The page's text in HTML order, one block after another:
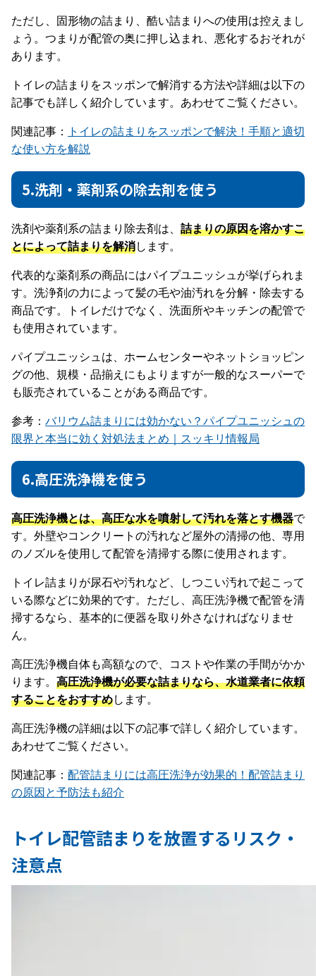
ただし、固形物の詰まり、酷い詰まりへの使用は控えまし
ょう。つまりが配管の奥に押し込まれ、悪化するおそれが
あります。
トイレの詰まりをスッポンで解消する方法や詳細は以下の
記事でも詳しく紹介しています。あわせてご覧ください。
関連記事： トイレの詰まりをスッポンで解決！手順と適切
な使い方を解説
5.洗剤・薬剤系の除去剤を使う
洗剤や薬剤系の詰まり除去剤は、 詰まりの原因を溶かすこ
とによって詰まりを解消します。
代表的な薬剤系の商品にはパイプユニッシュが挙げられま
す。洗浄剤の力によって髪の毛や油汚れを分解・除去する
商品です。トイレだけでなく、洗面所やキッチンの配管で
も使用されています。
パイプユニッシュは、ホームセンターやネットショッピン
グの他、規模・品揃えにもよりますが一般的なスーパーで
も販売されていることがある商品です。
参考： バリウム詰まりには効かない？パイプユニッシュの
限界と本当に効く対処法まとめ｜スッキリ情報局
6.高圧洗浄機を使う
高圧洗浄機とは、高圧な水を噴射して汚れを落とす機器で
す。外壁やコンクリートの汚れなど屋外の清掃の他、専用
のノズルを使用して配管を清掃する際に使用されます。
トイレ詰まりが尿石や汚れなど、しつこい汚れで起こって
いる際などに効果的です。ただし、高圧洗浄機で配管を清
掃するなら、基本的に便器を取り外さなければなりませ
ん。
高圧洗浄機自体も高額なので、コストや作業の手間がかか
ります。 高圧洗浄機が必要な詰まりなら、水道業者に依頼
することをおすすめします。
高圧洗浄機の詳細は以下の記事で詳しく紹介しています。
あわせてご覧ください。
関連記事： 配管詰まりには高圧洗浄が効果的！配管詰まり
の原因と予防法も紹介
トイレ配管詰まりを放置するリスク・
注意点